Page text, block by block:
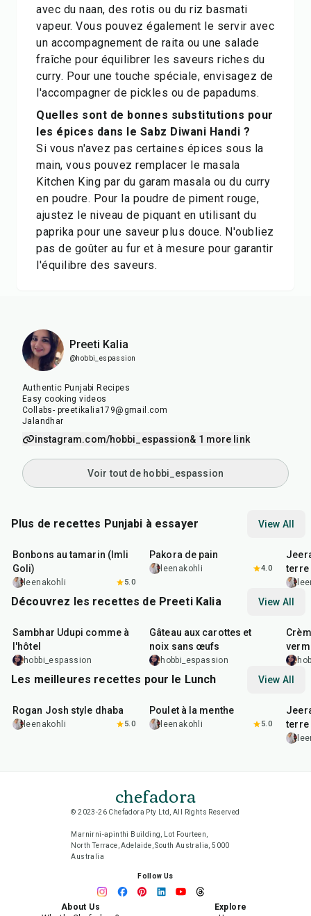
avec du naan, des rotis ou du riz basmati
vapeur. Vous pouvez également le servir avec
un accompagnement de raita ou une salade
fraîche pour équilibrer les saveurs riches du
curry. Pour une touche spéciale, envisagez de
l'accompagner de pickles ou de papadums.
Quelles sont de bonnes substitutions pour
les épices dans le Sabz Diwani Handi ?
Si vous n'avez pas certaines épices sous la
main, vous pouvez remplacer le masala
Kitchen King par du garam masala ou du curry
en poudre. Pour la poudre de piment rouge,
ajustez le niveau de piquant en utilisant du
paprika pour une saveur plus douce. N'oubliez
pas de goûter au fur et à mesure pour garantir
l'équilibre des saveurs.
Preeti Kalia
@hobbi_espassion
Authentic Punjabi Recipes
Easy cooking videos
Collabs- preetikalia179@gmail.com
Jalandhar
instagram.com/hobbi_espassion& 1 more link
Voir tout de hobbi_espassion
Plus de recettes Punjabi à essayer View All
Bonbons au tamarin (Imli
Goli)
leenakohli 5.0
Pakora de pain
leenakohli 4.0
terre
Découvrez les recettes de Preeti Kalia View All
Sambhar Udupi comme à
l'hôtel
hobbi_espassion
Gâteau aux carottes et
noix sans œufs
hobbi_espassion
Les meilleures recettes pour le Lunch View All
Rogan Josh style dhaba
leenakohli 5.0
Poulet à la menthe
leenakohli 5.0
terre
chefadora
© 2023-26 Chefadora Pty Ltd, All Rights Reserved
Marnirni-apinthi Building, Lot Fourteen,
North Terrace, Adelaide, South Australia, 5000
Australia
Follow Us
About Us
Explore